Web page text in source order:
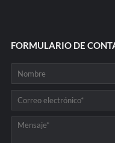
FORMULARIO DE